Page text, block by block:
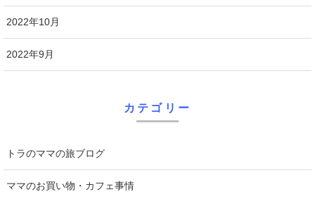
2022年10月
2022年9月
カテゴリー
トラのママの旅ブログ
ママのお買い物・カフェ事情